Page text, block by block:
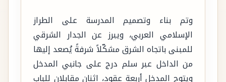
وتم بناء وتصميم المدرسة على الطراز
الإسلامي العربي، ويبرز عن الجدار الشرقي
للمبنى باتجاه الشرق مشكّلاً شرفةً يُصعد إليها
من الداخل عبر سلم درج على جانبي المدخل
ويتوج المدخل أربعة عقود، اثنان مقابلان للباب